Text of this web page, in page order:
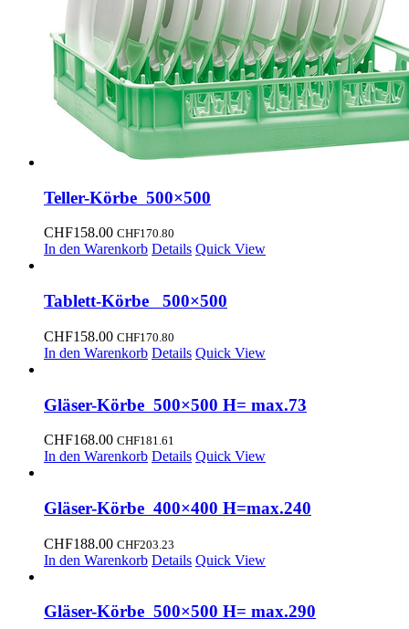
Teller-Körbe 500×500
CHF158.00 CHF170.80
In den Warenkorb Details Quick View
Tablett-Körbe 500×500
CHF158.00 CHF170.80
In den Warenkorb Details Quick View
Gläser-Körbe 500×500 H= max.73
CHF168.00 CHF181.61
In den Warenkorb Details Quick View
Gläser-Körbe 400×400 H=max.240
CHF188.00 CHF203.23
In den Warenkorb Details Quick View
Gläser-Körbe 500×500 H= max.290